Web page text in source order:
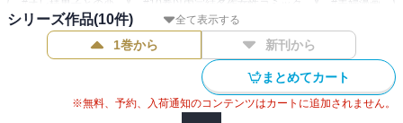
# オレ様男子との恋 # 10巻以内完結名作女性コミック # 夫婦漫画
#ネオン街コミック
全て表示する
シリーズ作品(10件)
1巻から 新刊から
まとめてカート
※無料、予約、入荷通知のコンテンツはカートに追加されません。